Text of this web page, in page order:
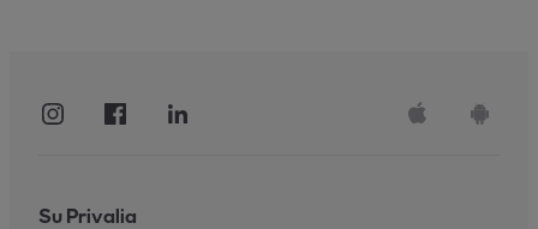
Su Privalia